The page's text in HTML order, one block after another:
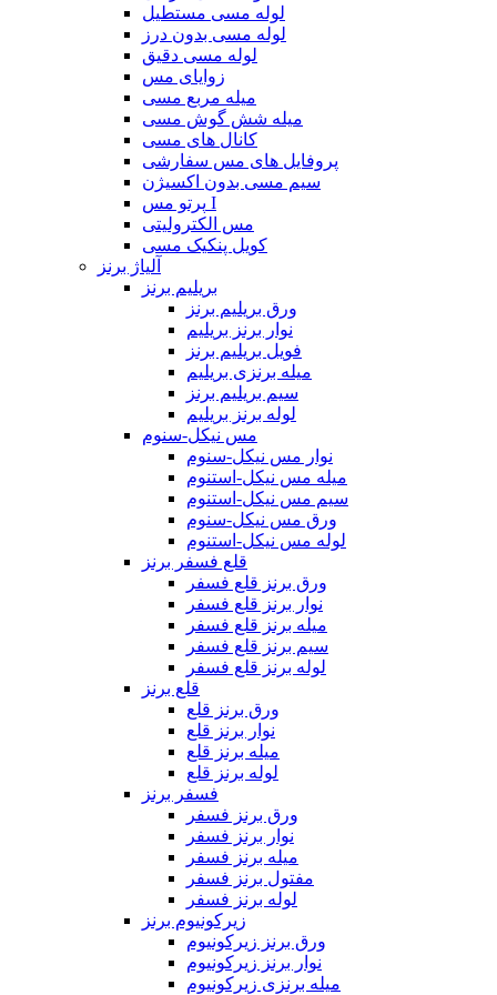
لوله مسی مستطیل
لوله مسی بدون درز
لوله مسی دقیق
زوایای مس
میله مربع مسی
میله شش گوش مسی
کانال های مسی
پروفایل های مس سفارشی
سیم مسی بدون اکسیژن
پرتو مس I
مس الکترولیتی
کویل پنکیک مسی
آلیاژ برنز
بریلیم برنز
ورق بریلیم برنز
نوار برنز بریلیم
فویل بریلیم برنز
میله برنزی بریلیم
سیم بریلیم برنز
لوله برنز بریلیم
مس نیکل-سنوم
نوار مس نیکل-سنوم
میله مس نیکل-استنوم
سیم مس نیکل-استنوم
ورق مس نیکل-سنوم
لوله مس نیکل-استنوم
قلع فسفر برنز
ورق برنز قلع فسفر
نوار برنز قلع فسفر
میله برنز قلع فسفر
سیم برنز قلع فسفر
لوله برنز قلع فسفر
قلع برنز
ورق برنز قلع
نوار برنز قلع
میله برنز قلع
لوله برنز قلع
فسفر برنز
ورق برنز فسفر
نوار برنز فسفر
میله برنز فسفر
مفتول برنز فسفر
لوله برنز فسفر
زیرکونیوم برنز
ورق برنز زیرکونیوم
نوار برنز زیرکونیوم
میله برنزی زیرکونیوم